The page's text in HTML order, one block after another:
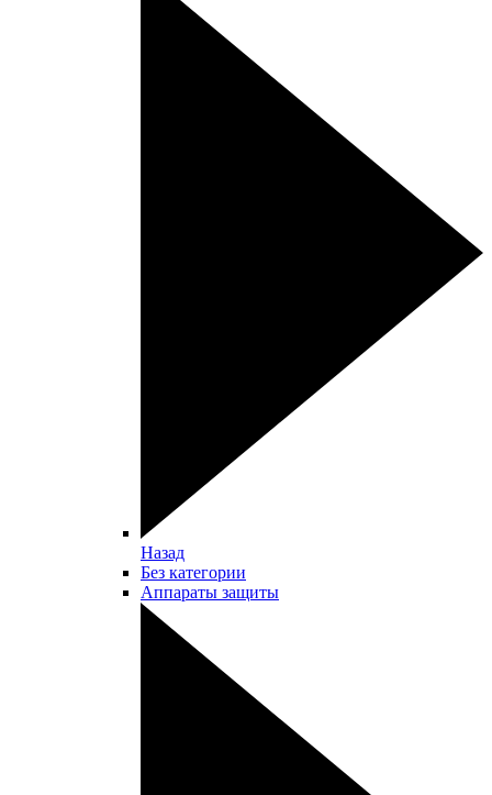
Назад
Без категории
Аппараты защиты